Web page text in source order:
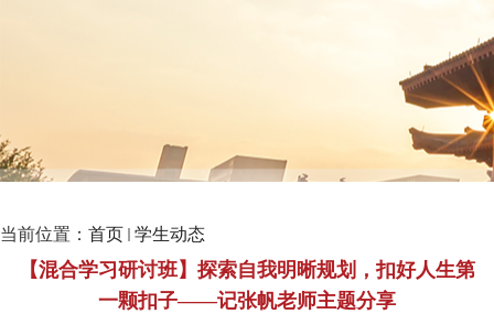
当前位置： 首页 学生动态
【混合学习研讨班】探索自我明晰规划，扣好人生第
一颗扣子——记张帆老师主题分享